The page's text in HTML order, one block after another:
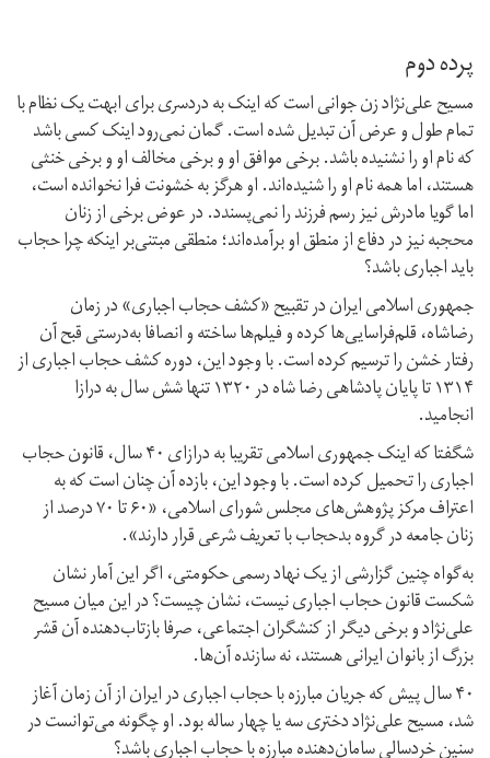
پرده دوم
مسیح علی‌نژاد زن جوانی است که اینک به دردسری برای ابهت یک نظام با
تمام طول و عرض آن تبدیل شده است. گمان نمی‌رود اینک کسی باشد
که نام او را نشنیده باشد. برخی موافق او و برخی مخالف او و برخی خنثی
هستند، اما همه نام او را شنیده‌اند. او هرگز به خشونت فرا نخوانده است،
اما گویا مادرش نیز رسم فرزند را نمی‌پسندد. در عوض برخی از زنان
محجبه نیز در دفاع از منطق او برآمده‌اند؛ منطقی مبتنی‌بر اینکه چرا حجاب
باید اجباری باشد؟
جمهوری اسلامی ایران در تقبیح «کشف حجاب اجباری» در زمان
رضاشاه، قلم‌فراسایی‌ها کرده و فیلم‌ها ساخته و انصافا به‌درستی قبح آن
رفتار خشن را ترسیم کرده است. با وجود این، دوره کشف حجاب اجباری از
۱۳۱۴ تا پایان پادشاهی رضا شاه در ۱۳۲۰ تنها شش سال به درازا
انجامید.
شگفتا که اینک جمهوری اسلامی تقریبا به درازای ۴۰ سال، قانون حجاب
اجباری را تحمیل کرده است. با وجود این، بازده آن چنان است که به
اعتراف مرکز پژوهش‌های مجلس شورای اسلامی، «۶۰ تا ۷۰ درصد از
زنان جامعه در گروه بدحجاب با تعریف شرعی قرار دارند».
به‌گواه چنین گزارشی از یک نهاد رسمی حکومتی، اگر این آمار نشان
شکست قانون حجاب اجباری نیست،‌ نشان چیست؟ در این میان مسیح
علی‌نژاد و برخی دیگر از کنشگران اجتماعی، صرفا بازتاب‌دهنده آن قشر
بزرگ از بانوان ایرانی هستند، نه سازنده آن‌ها.
۴۰ سال پیش که جریان مبارزه با حجاب اجباری در ایران از آن زمان آغاز
شد، مسیح علی‌نژاد دختری سه یا چهار ساله بود. او چگونه می‌توانست در